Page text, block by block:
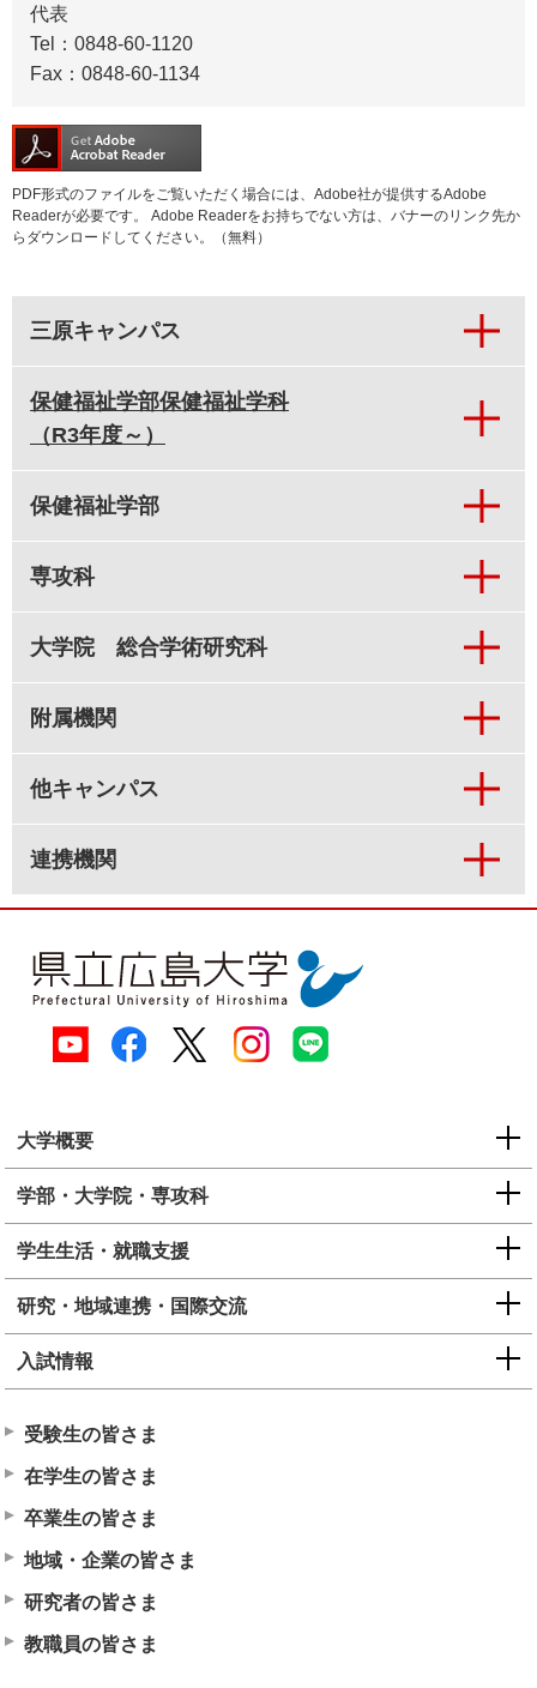
代表
Tel：0848-60-1120
Fax：0848-60-1134
PDF形式のファイルをご覧いただく場合には、Adobe社が提供するAdobe
Readerが必要です。
Adobe Readerをお持ちでない方は、バナーのリンク先か
らダウンロードしてください。（無料）
三原キャンパス
保健福祉学部保健福祉学科
（R3年度～）
保健福祉学部
専攻科
大学院 総合学術研究科
附属機関
他キャンパス
連携機関
大学概要
学部・大学院・専攻科
学生生活・就職支援
研究・地域連携・国際交流
入試情報
受験生の皆さま
在学生の皆さま
卒業生の皆さま
地域・企業の皆さま
研究者の皆さま
教職員の皆さま